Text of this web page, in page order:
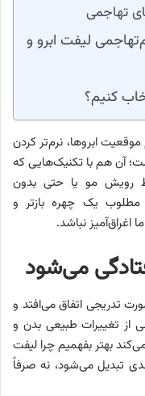
تهاجمی
لیفت ابرو و
کنیم؟
ابروها، نرم‌تر کردن
آن هم با تکنیک‌هایی که
رویش مو یا حتی بدون
یک چهره بازتر و
نباشد.
می‌شود
تدریجی اتفاق می‌افتد و
از تغییرات طبیعی بدن و
بهتر بفهمیم چرا لیفت
جدی تبدیل می‌شود، نه صرفاً